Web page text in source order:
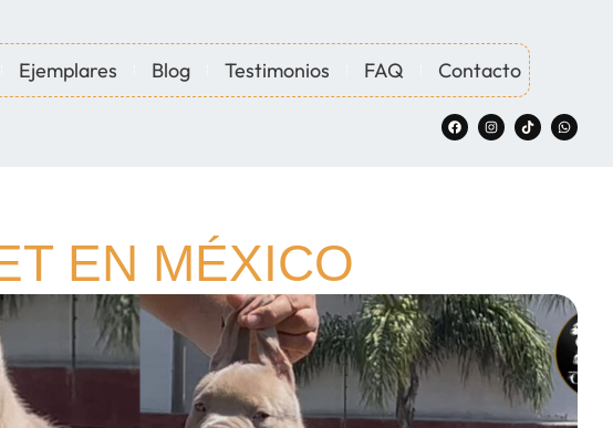
Ejemplares Blog Testimonios FAQ Contacto
EN MÉXICO